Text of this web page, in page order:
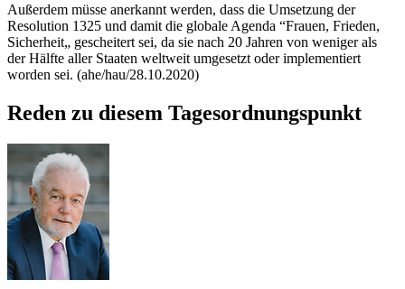
Außerdem müsse anerkannt werden, dass die Umsetzung der
Resolution 1325 und damit die globale Agenda “Frauen, Frieden,
Sicherheit„ gescheitert sei, da sie nach 20 Jahren von weniger als
der Hälfte aller Staaten weltweit umgesetzt oder implementiert
worden sei. (ahe/hau/28.10.2020)
Reden zu diesem Tagesordnungspunkt